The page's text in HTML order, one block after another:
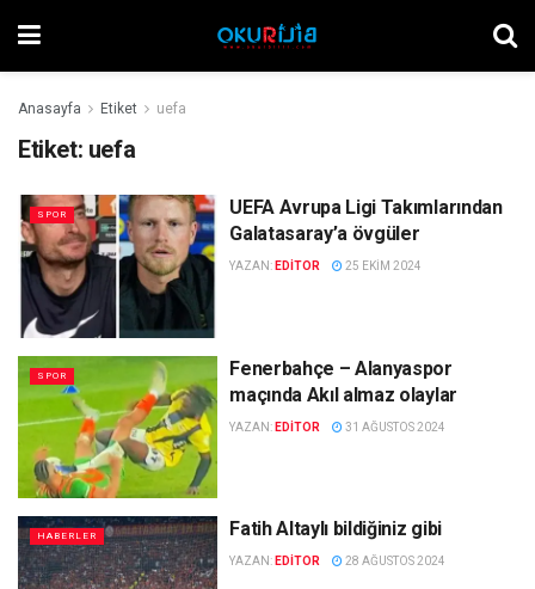
Anasayfa Etiket uefa
Etiket: uefa
SPOR
UEFA Avrupa Ligi Takımlarından
Galatasaray’a övgüler
YAZAN: EDITOR 25 EKIM 2024
SPOR
Fenerbahçe – Alanyaspor
maçında Akıl almaz olaylar
YAZAN: EDITOR 31 AĞUSTOS 2024
HABERLER Fatih Altaylı bildiğiniz gibi
YAZAN: EDITOR 28 AĞUSTOS 2024